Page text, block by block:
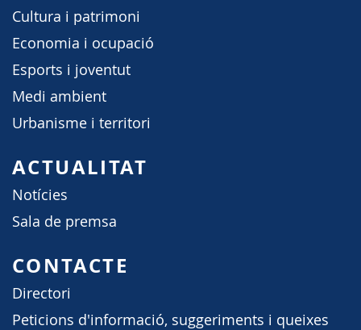
Cultura i patrimoni
Economia i ocupació
Esports i joventut
Medi ambient
Urbanisme i territori
ACTUALITAT
Notícies
Sala de premsa
CONTACTE
Directori
Peticions d'informació, suggeriments i queixes